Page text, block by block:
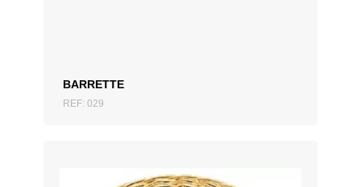
BARRETTE
REF: 029